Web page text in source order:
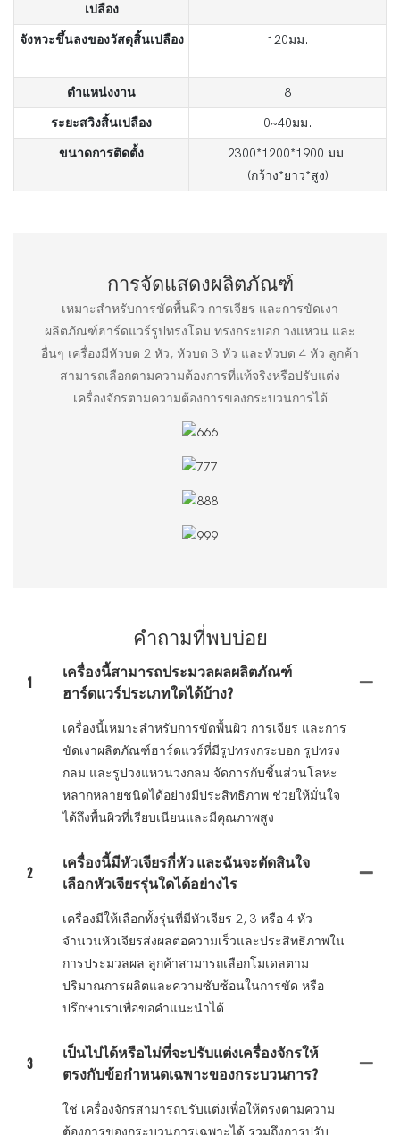
เปลือง
จังหวะขึ้นลงของวัสดุสิ้นเปลือง 120มม.
ตำแหน่งงาน
8
ระยะสวิงสิ้นเปลือง
0~40มม.
ขนาดการติดตั้ง
2300*1200*1900 มม.
(กว้าง*ยาว*สูง)
การจัดแสดงผลิตภัณฑ์
เหมาะสำหรับการขัดพื้นผิว การเจียร และการขัดเงา
ผลิตภัณฑ์ฮาร์ดแวร์รูปทรงโดม ทรงกระบอก วงแหวน และ
อื่นๆ เครื่องมีหัวบด 2 หัว, หัวบด 3 หัว และหัวบด 4 หัว ลูกค้า
สามารถเลือกตามความต้องการที่แท้จริงหรือปรับแต่ง
เครื่องจักรตามความต้องการของกระบวนการได้
คำถามที่พบบ่อย
1
เครื่องนี้สามารถประมวลผลผลิตภัณฑ์
ฮาร์ดแวร์ประเภทใดได้บ้าง?
เครื่องนี้เหมาะสำหรับการขัดพื้นผิว การเจียร และการ
ขัดเงาผลิตภัณฑ์ฮาร์ดแวร์ที่มีรูปทรงกระบอก รูปทรง
กลม และรูปวงแหวนวงกลม จัดการกับชิ้นส่วนโลหะ
หลากหลายชนิดได้อย่างมีประสิทธิภาพ ช่วยให้มั่นใจ
ได้ถึงพื้นผิวที่เรียบเนียนและมีคุณภาพสูง
2
เครื่องนี้มีหัวเจียรกี่หัว และฉันจะตัดสินใจ
เลือกหัวเจียรรุ่นใดได้อย่างไร
เครื่องมีให้เลือกทั้งรุ่นที่มีหัวเจียร 2, 3 หรือ 4 หัว
จำนวนหัวเจียรส่งผลต่อความเร็วและประสิทธิภาพใน
การประมวลผล ลูกค้าสามารถเลือกโมเดลตาม
ปริมาณการผลิตและความซับซ้อนในการขัด หรือ
ปรึกษาเราเพื่อขอคำแนะนำได้
3
เป็นไปได้หรือไม่ที่จะปรับแต่งเครื่องจักรให้
ตรงกับข้อกำหนดเฉพาะของกระบวนการ?
ใช่ เครื่องจักรสามารถปรับแต่งเพื่อให้ตรงตามความ
ต้องการของกระบวนการเฉพาะได้ รวมถึงการปรับ